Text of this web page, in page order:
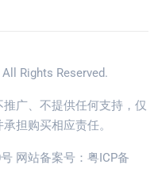
Rights Reserved.
广、不提供任何支持，仅
担购买相应责任。
网站备案号： 粤ICP备